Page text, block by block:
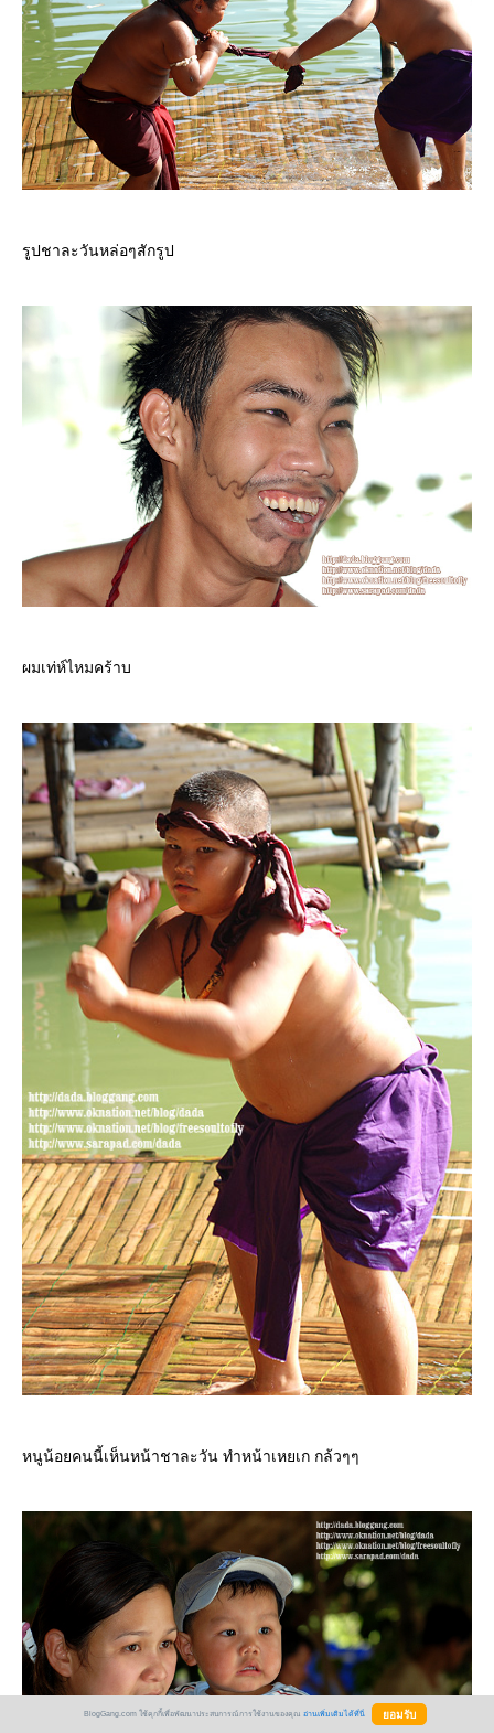
รูปชาละวันหล่อๆสักรูป
ผมเท่ห์ไหมคร้าบ
หนูน้อยคนนี้เห็นหน้าชาละวัน ทำหน้าเหยเก กล้วๆๆ
BlogGang.com ใช้คุกกี้เพื่อพัฒนาประสบการณ์การใช้งานของคุณ อ่านเพิ่มเติมได้ที่นี่